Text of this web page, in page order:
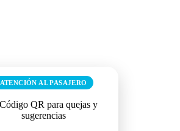
ATENCIÓN AL PASAJERO